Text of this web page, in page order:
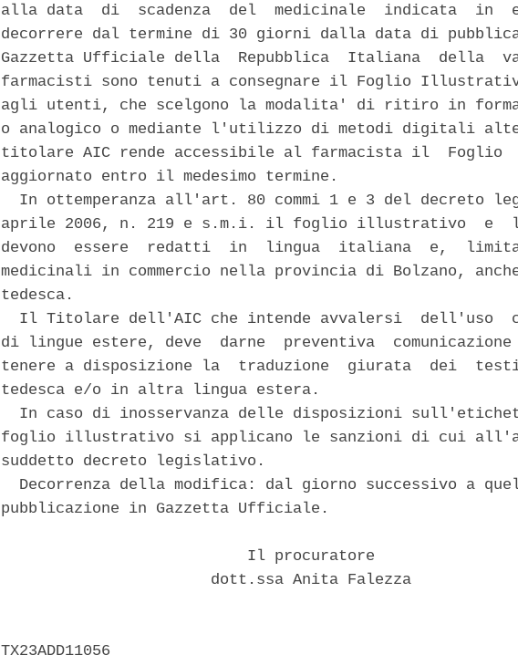
alla data  di  scadenza  del  medicinale  indicata  in
decorrere dal termine di 30 giorni dalla data di
Gazzetta Ufficiale della  Repubblica  Italiana  della
farmacisti sono tenuti a consegnare il Foglio
agli utenti, che scelgono la modalita' di ritiro in
o analogico o mediante l'utilizzo di metodi digitali
titolare AIC rende accessibile al farmacista il
aggiornato entro il medesimo termine.
In ottemperanza all'art. 80 commi 1 e 3 del decreto
aprile 2006, n. 219 e s.m.i. il foglio illustrativo  e
devono  essere  redatti  in  lingua  italiana  e,
medicinali in commercio nella provincia di Bolzano,
tedesca.
Il Titolare dell'AIC che intende avvalersi  dell'uso
di lingue estere, deve  darne  preventiva
tenere a disposizione la  traduzione  giurata  dei
tedesca e/o in altra lingua estera.
In caso di inosservanza delle disposizioni
foglio illustrativo si applicano le sanzioni di cui
suddetto decreto legislativo.
Decorrenza della modifica: dal giorno successivo a
pubblicazione in Gazzetta Ufficiale.
                           Il procuratore
                       dott.ssa Anita Falezza